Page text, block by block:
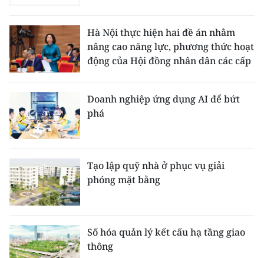
Hà Nội thực hiện hai đề án nhằm
nâng cao năng lực, phương thức hoạt
động của Hội đồng nhân dân các cấp
Doanh nghiệp ứng dụng AI để bứt
phá
Tạo lập quỹ nhà ở phục vụ giải
phóng mặt bằng
Số hóa quản lý kết cấu hạ tầng giao
thông